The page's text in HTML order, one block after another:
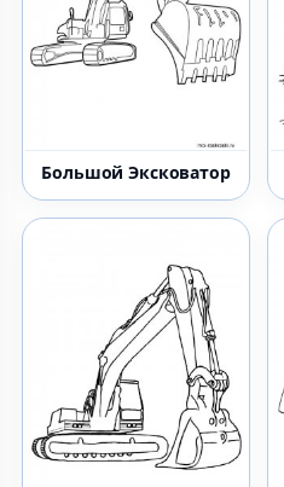
Большой Эксковатор